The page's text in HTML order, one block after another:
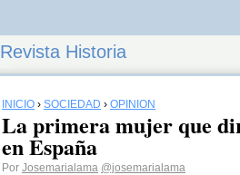
Revista Historia
INICIO › SOCIEDAD › OPINIÓN
La primera mujer que
en España
Por Josemarialama @josemarialama